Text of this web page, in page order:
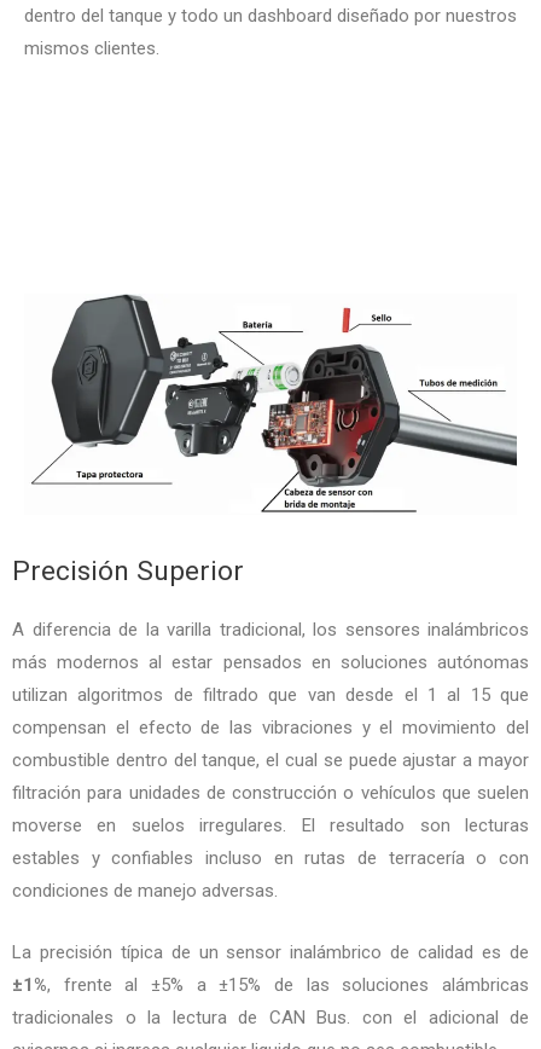
dentro del tanque y todo un dashboard diseñado por nuestros
mismos clientes.
Precisión Superior
A diferencia de la varilla tradicional, los sensores inalámbricos
más modernos al estar pensados en soluciones autónomas
utilizan algoritmos de filtrado que van desde el 1 al 15 que
compensan el efecto de las vibraciones y el movimiento del
combustible dentro del tanque, el cual se puede ajustar a mayor
filtración para unidades de construcción o vehículos que suelen
moverse en suelos irregulares. El resultado son lecturas
estables y confiables incluso en rutas de terracería o con
condiciones de manejo adversas.
La precisión típica de un sensor inalámbrico de calidad es de
±1%, frente al ±5% a ±15% de las soluciones alámbricas
tradicionales o la lectura de CAN Bus. con el adicional de